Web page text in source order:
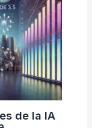
de la IA